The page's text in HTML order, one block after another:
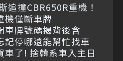
追撞CBR650R重機！
機僅斷車牌
車牌號碼揭背後含
記停哪還能幫忙找車
車了! 捨韓系車入主日